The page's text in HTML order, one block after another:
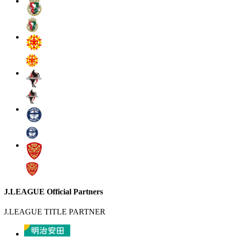
J.LEAGUE Official Partners
J.LEAGUE TITLE PARTNER